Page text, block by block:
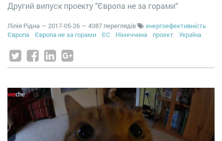
Другий випуск проекту "Європа не за горами"
Лілія Рідна — 2017-05-26 — 4387 переглядів
енергоефективність
Європа
Європа не за горами ЄС Німеччина проект Україна